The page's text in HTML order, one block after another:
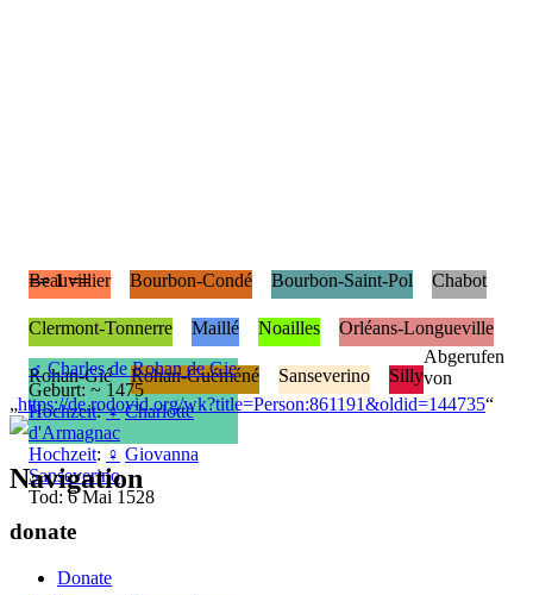
== 1 ==
♂ Charles de Rohan de Gie
Geburt: ~ 1475
Hochzeit:♀ Charlotte
d'Armagnac
Hochzeit: ♀ Giovanna
Sanseverino
Tod: 6 Mai 1528
Beauvillier Bourbon-Condé Bourbon-Saint-Pol Chabot
Clermont-Tonnerre Maillé Noailles Orléans-Longueville
Rohan-Gié Rohan-Guéméné Sanseverino Silly
Abgerufen
von
„https://de.rodovid.org/wk?title=Person:861191&oldid=144735“
Navigation
donate
Donate